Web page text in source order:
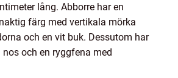
lång. Abborre har en
färg med vertikala mörka
och en vit buk. Dessutom har
nos och en ryggfena med